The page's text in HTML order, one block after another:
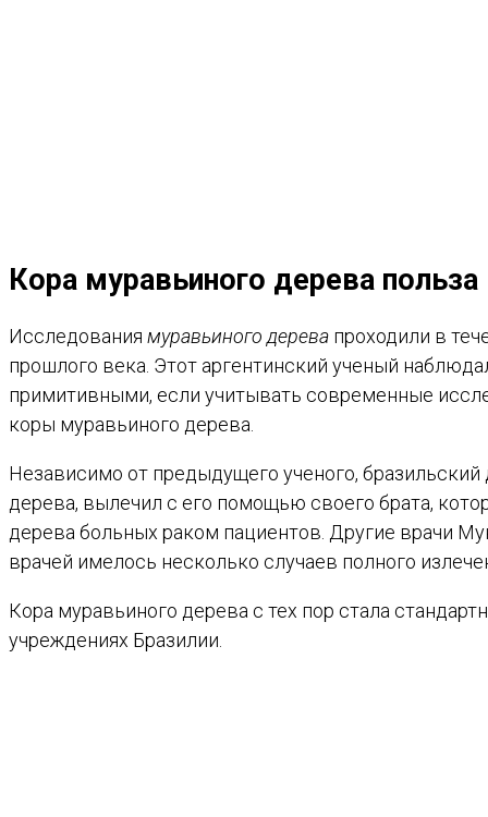
Кора муравьиного дерева польза
Исследования муравьиного дерева проходили в
прошлого века. Этот аргентинский ученый
примитивными, если учитывать современные
коры муравьиного дерева.
Независимо от предыдущего ученого,
дерева, вылечил с его помощью своего брата,
дерева больных раком пациентов. Другие врачи
врачей имелось несколько случаев полного
Кора муравьиного дерева с тех пор стала
учреждениях Бразилии.